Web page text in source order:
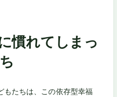
慣れてしまっ
もたちは、この依存型幸福